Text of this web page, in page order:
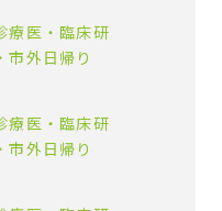
医・臨床研
外日帰り
医・臨床研
外日帰り